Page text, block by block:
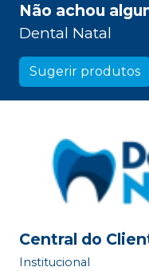
Não achou
Dental Natal
Sugerir produtos
Central do
Institucional